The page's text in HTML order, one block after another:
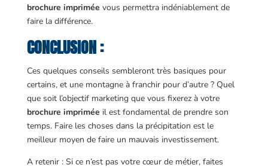
brochure imprimée vous permettra indéniablement de
faire la différence.
CONCLUSION :
Ces quelques conseils sembleront très basiques pour
certains, et une montagne à franchir pour d’autre ? Quel
que soit l’objectif marketing que vous fixerez à votre
brochure imprimée il est fondamental de prendre son
temps. Faire les choses dans la précipitation est le
meilleur moyen de faire un mauvais investissement.
A retenir : Si ce n’est pas votre cœur de métier, faites